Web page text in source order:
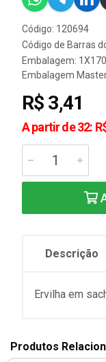
Código: 120694
Código de Barras
Embalagem:
Embalagem
R$ 3,41
A partir de 32:
Descrição
Ervilha em
Produtos